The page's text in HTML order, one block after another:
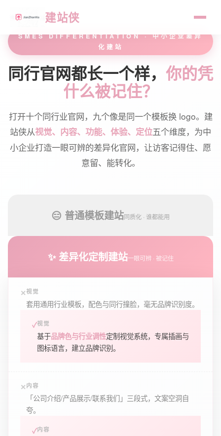
建站侠
SMES DIFFERENTIATION · 中小企业差异
化建站
同行官网都长一个样， 你的凭
什么被记住？
打开十个同行业官网，九个像是同一个模板换 logo。建
站侠从视觉、内容、功能、体验、定位五个维度，为中
小企业打造一眼可辨的差异化官网，让访客记得住、愿
意留、能转化。
😑 普通模板建站同质化 · 谁都能用
✨ 差异化定制建站一眼可辨 · 被记住
视觉
套用通用行业模板，配色与同行撞脸，毫无品牌识别度。
视觉
基于品牌色与行业调性定制视觉系统，专属插画与
图标语言，建立品牌识别。
内容
「公司介绍/产品展示/联系我们」三段式，文案空洞自
夸。
内容